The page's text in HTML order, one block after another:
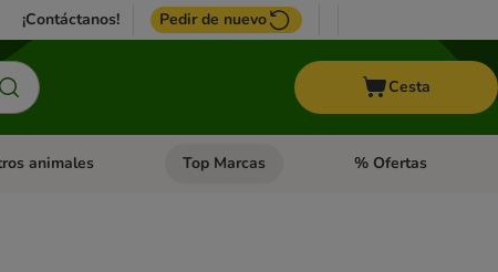
¡Contáctanos! Pedir de nuevo
Cesta
Roedores y +
de categoria abierto: Pájaros
animales Menú de categoria abierto: Otros animales
Top Marcas Menú de categoria
% Ofertas